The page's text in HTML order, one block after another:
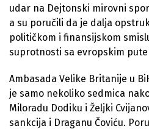
udar na Dejtonski mirovni
a su poručili da je dalja
političkom i finansijskom
suprotnosti sa evropskim
Ambasada Velike Britanije u
je samo nekoliko sedmica
Miloradu Dodiku i Željki
sankcija i Draganu Čoviću.